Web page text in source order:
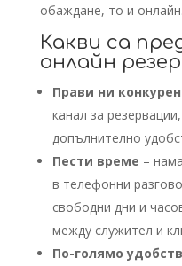
обаждане, то и онлайн.
Какви са
онлайн
Прави ни
канал за
допълнително
Пести време –
в телефонни
свободни дни и
между служител и
По-голямо